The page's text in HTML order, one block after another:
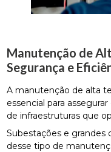
Manutenção de
Segurança e
A manutenção de alta
essencial para
de infraestruturas que
Subestações e grandes
desse tipo de